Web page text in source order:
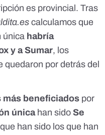
es provincial. Tras
calculamos que
única habría
y a Sumar, los
quedaron por detrás del
más beneficiados por
única han sido Se
han sido los que han